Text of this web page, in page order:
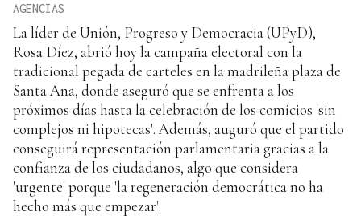
AGENCIAS
La líder de Unión, Progreso y Democracia (UPyD),
Rosa Díez, abrió hoy la campaña electoral con la
tradicional pegada de carteles en la madrileña plaza de
Santa Ana, donde aseguró que se enfrenta a los
próximos días hasta la celebración de los comicios 'sin
complejos ni hipotecas'. Además, auguró que el partido
conseguirá representación parlamentaria gracias a la
confianza de los ciudadanos, algo que considera
'urgente' porque 'la regeneración democrática no ha
hecho más que empezar'.